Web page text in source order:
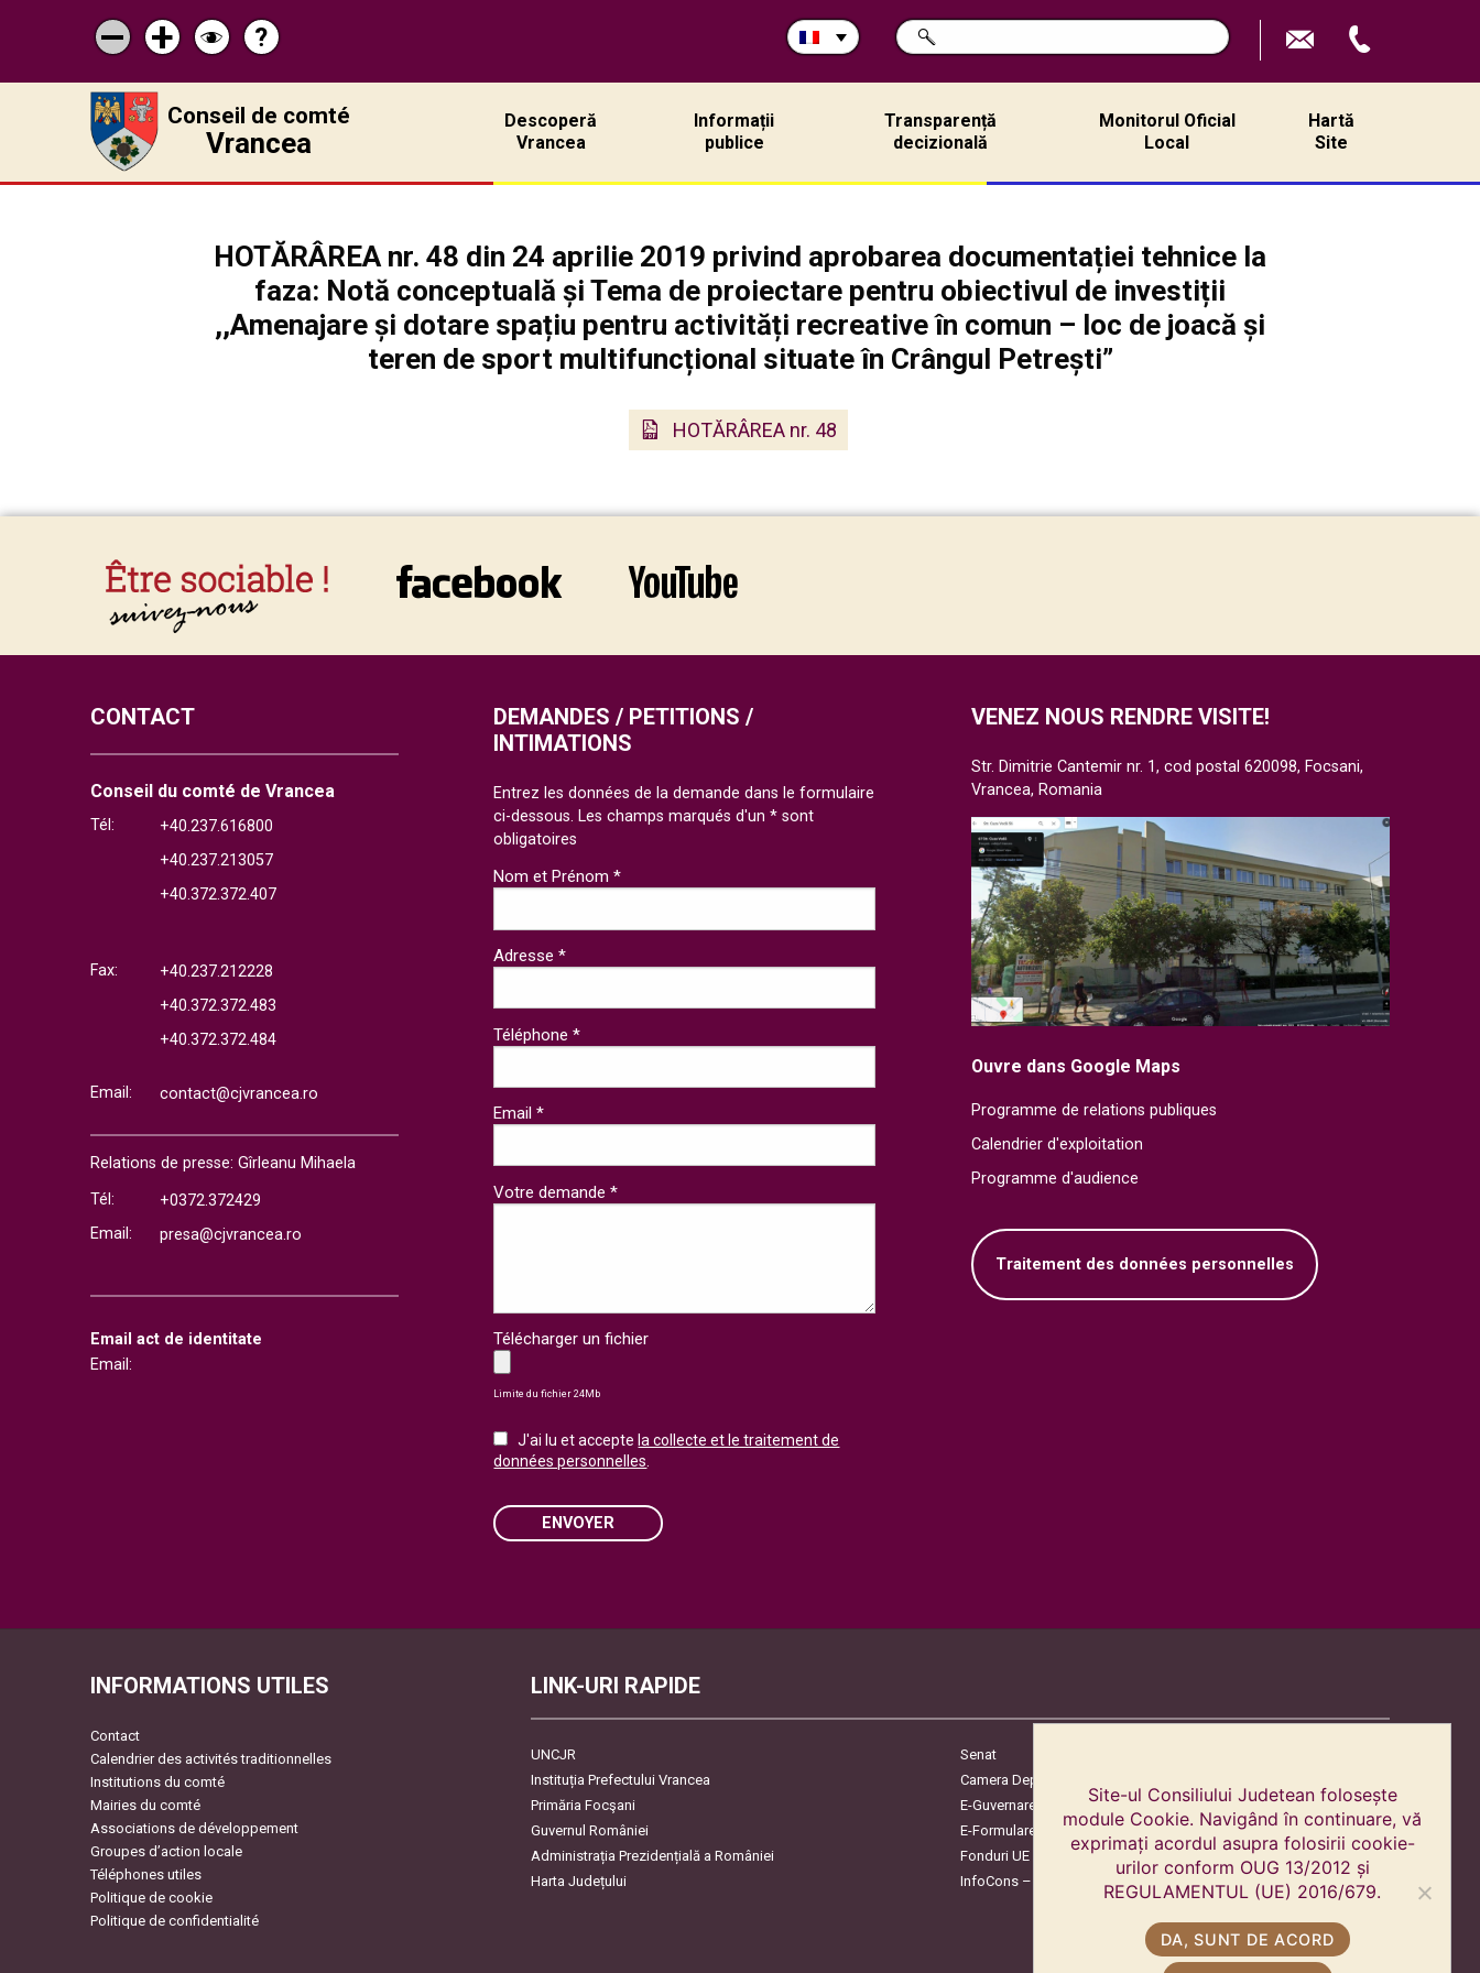
Micșorează
scrisul
Mărește
scrisul
Schimbă
contrastul
Pagina
de
ajutor
?
Rechercher
sur
CHERCHER
Conseil de comté
Vrancea
Descoperă
Vrancea
Informații
publice
Transparență
decizională
Monitorul Oficial
Local
Hartă
Site
HOTĂRÂREA nr. 48 din 24 aprilie 2019 privind aprobarea documentației tehnice la
faza: Notă conceptuală și Tema de proiectare pentru obiectivul de investiții
,,Amenajare și dotare spațiu pentru activități recreative în comun – loc de joacă și
teren de sport multifuncțional situate în Crângul Petrești”
HOTĂRÂREA nr. 48
CONTACT
Conseil du comté de Vrancea
Tél:
+40.237.616800
+40.237.213057
+40.372.372.407
Fax:
+40.237.212228
+40.372.372.483
+40.372.372.484
Email: contact@cjvrancea.ro
Relations de presse: Gîrleanu Mihaela
Tél:
+0372.372429
Email:
presa@cjvrancea.ro
Email act de identitate
Email:
VENEZ NOUS RENDRE VISITE!
Str. Dimitrie Cantemir nr. 1, cod postal 620098, Focsani,
Vrancea, Romania
Ouvre dans Google Maps
Programme de relations publiques
Calendrier d'exploitation
Programme d'audience
Traitement des données personnelles
DEMANDES / PETITIONS /
INTIMATIONS
Entrez les données de la demande dans le formulaire
ci-dessous. Les champs marqués d'un * sont
obligatoires
Nom et Prénom *
Adresse *
Téléphone *
Email *
Votre demande *
Télécharger un fichier
Limite du fichier 24Mb
J'ai lu et accepte la collecte et le traitement de
données personnelles.
ENVOYER
INFORMATIONS UTILES
Contact
Calendrier des activités traditionnelles
Institutions du comté
Mairies du comté
Associations de développement
Groupes d’action locale
Téléphones utiles
Politique de cookie
Politique de confidentialité
LINK-URI RAPIDE
UNCJR
Senat
Instituția Prefectului Vrancea
Camera Deputaților
Primăria Focşani
E-Guvernare
Guvernul României
E-Formulare
Administrația Prezidențială a României
Fonduri UE
Harta Județului
InfoCons – Protecția Consumatorilor
Site-ul Consiliului Judetean folosește
module Cookie. Navigând în continuare, vă
exprimați acordul asupra folosirii cookie-
urilor conform OUG 13/2012 și
REGULAMENTUL (UE) 2016/679.
DA, SUNT DE ACORD